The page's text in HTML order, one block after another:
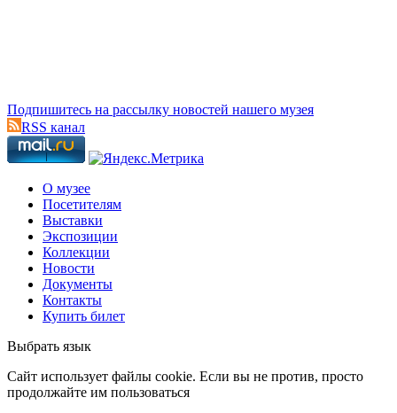
Подпишитесь на рассылку новостей нашего музея
RSS канал
О музее
Посетителям
Выставки
Экспозиции
Коллекции
Новости
Документы
Контакты
Купить билет
Выбрать язык
Cайт использует файлы cookie. Если вы не против, просто
продолжайте им пользоваться